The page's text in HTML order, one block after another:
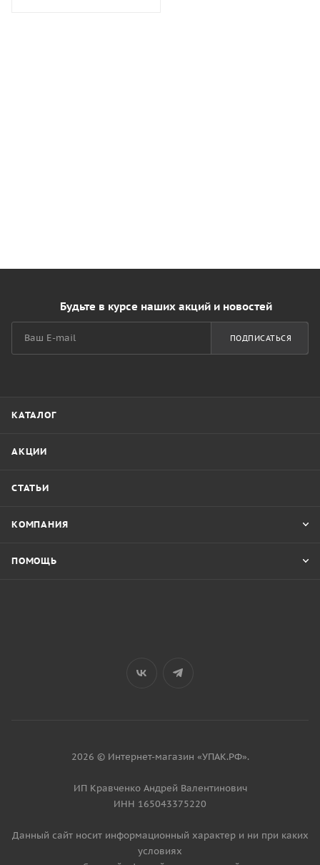
Будьте в курсе наших акций и новостей
ПОДПИСАТЬСЯ
КАТАЛОГ
АКЦИИ
СТАТЬИ
КОМПАНИЯ
ПОМОЩЬ
2026 © Интернет-магазин «УПАК.РФ».
ИП Кравченко Андрей Валентинович
ИНН 165043375220
Данный сайт носит информационный характер и ни при каких
условиях